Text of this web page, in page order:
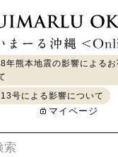
年熊本地震の影響による
号による影響について
琉球ガラス シー
マイページ